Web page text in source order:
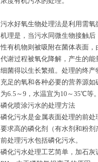
污水好氧生物处理法是利用需
机理是，当污水同微生物接触
性有机物则被吸附在菌体表面
代谢过程被氧化降解，产生的
细菌得以生长繁殖。处理的终
充足的氧和各种必要的营养源
为6.5～9，水温宜为10～35℃等
磷化喷涂污水的处理方法
磷化污水是金属表面处理的前
要求高的磷化剂（有水剂和粉
前处理污水包括磷化污水。
磷化污水处理工艺简单，加石